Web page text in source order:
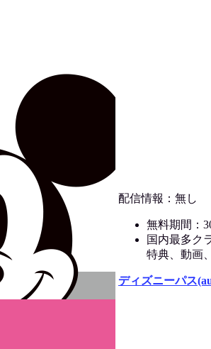
配信情報：無し
無料期間：
国内最多ク
特典、動画
ディズニーパス